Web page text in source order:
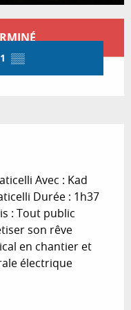
▒▒
Avec : Kad
Durée : 1h37
: Tout public
son rêve
en chantier et
électrique